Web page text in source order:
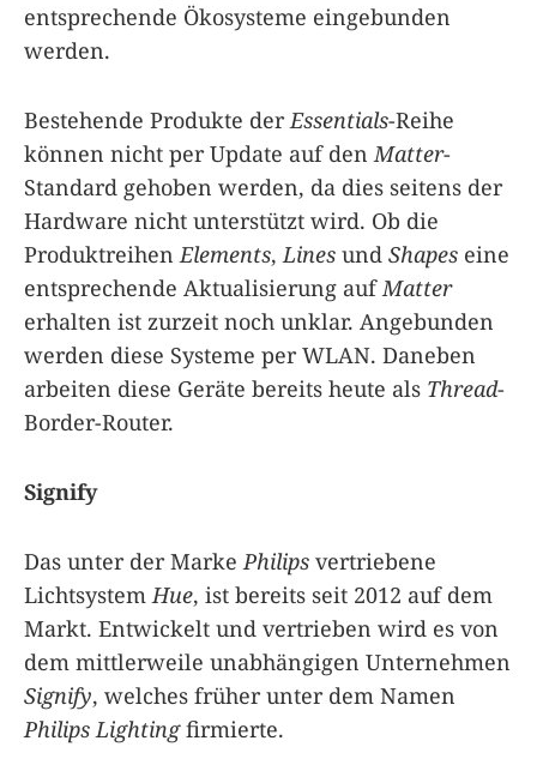
entsprechende Ökosysteme eingebunden
werden.
Bestehende Produkte derEssentials-Reihe
können nicht per Update auf denMatter-
Standard gehoben werden, da dies seitens der
Hardware nicht unterstützt wird. Ob die
ProduktreihenElements,Lines und Shapes eine
entsprechende Aktualisierung aufMatter
erhalten ist zurzeit noch unklar. Angebunden
werden diese Systeme per WLAN. Daneben
arbeiten diese Geräte bereits heute als Thread-
Border-Router.
Signify
Das unter der MarkePhilips vertriebene
LichtsystemHue, ist bereits seit 2012 auf dem
Markt. Entwickelt und vertrieben wird es von
dem mittlerweile unabhängigen Unternehmen
Signify, welches früher unter dem Namen
Philips Lightingfirmierte.